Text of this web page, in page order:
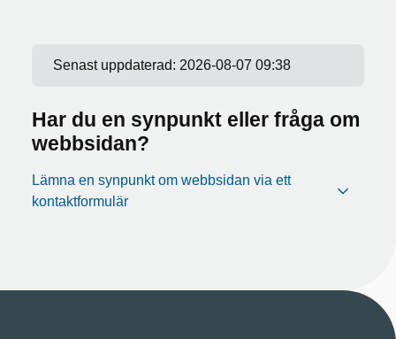
Senast uppdaterad: 2026-08-07 09:38
Har du en synpunkt eller fråga om
webbsidan?
Lämna en synpunkt om webbsidan via ett
kontaktformulär